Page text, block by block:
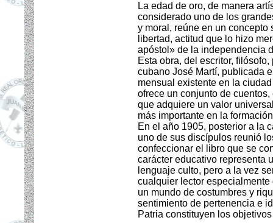
La edad de oro, de manera
considerado uno de los
y moral, reúne en un
libertad, actitud que lo hizo
apóstol» de la independencia
Esta obra, del escritor,
cubano José Martí, publicada
mensual existente en la
ofrece un conjunto de
que adquiere un valor
más importante en la
En el año 1905, posterior a la
uno de sus discípulos reunió
confeccionar el libro que se
carácter educativo representa
lenguaje culto, pero a la vez
cualquier lector
un mundo de costumbres y
sentimiento de pertenencia e
Patria constituyen los